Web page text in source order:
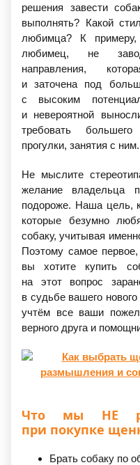
решения завести
выполнять? Какой
любимца? К
любимец, не
направления,
и заточена под
с высоким
и невероятной
требовать
прогулки, занятия с ним.
Не мыслите
желание владельца
подороже. Наша цель,
которые безумно
собаку, учитывая
Поэтому самое
вы хотите купить
на этот вопрос
в судьбе вашего
учтём все ваши
верного друга и
Что мы НЕ
при покупке
Брать собаку по